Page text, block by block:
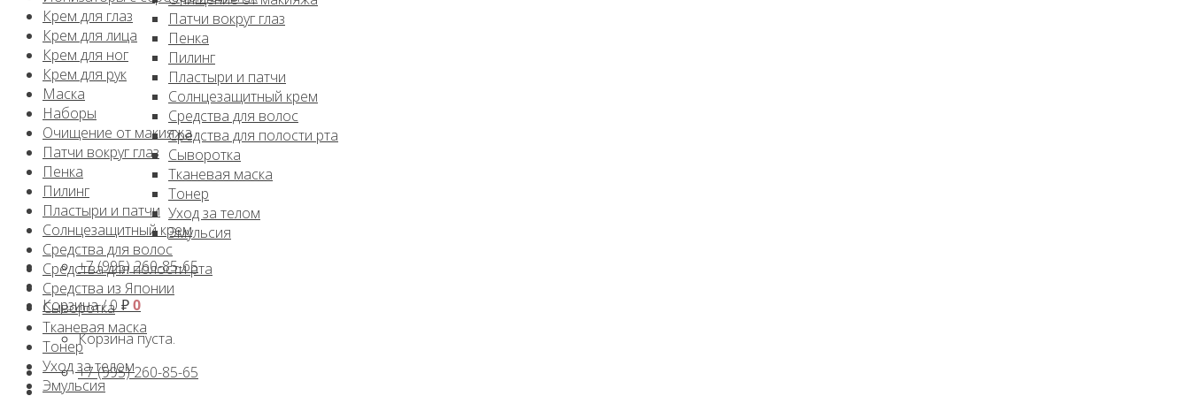
Патчи вокруг глаз
Пенка
Пилинг
Пластыри и патчи
Солнцезащитный крем
Средства для волос
Средства для полости рта
Сыворотка
Тканевая маска
Тонер
Уход за телом
Эмульсия
+7 (995) 260-85-65
Корзина /0 ₽0
Корзина пуста.
+7 (995) 260-85-65
Крем для глаз
Крем для лица
Крем для ног
Крем для рук
Маска
Наборы
Очищение от макияжа
Патчи вокруг глаз
Пенка
Пилинг
Пластыри и патчи
Солнцезащитный крем
Средства для волос
Средства для полости рта
Средства из Японии
Сыворотка
Тканевая маска
Тонер
Уход за телом
Эмульсия